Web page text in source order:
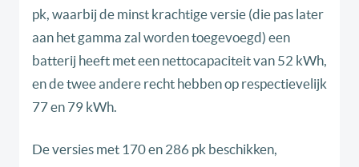
pk, waarbij de minst krachtige versie (die pas later
aan het gamma zal worden toegevoegd) een
batterij heeft met een nettocapaciteit van 52 kWh,
en de twee andere recht hebben op respectievelijk
77 en 79 kWh.
De versies met 170 en 286 pk beschikken,